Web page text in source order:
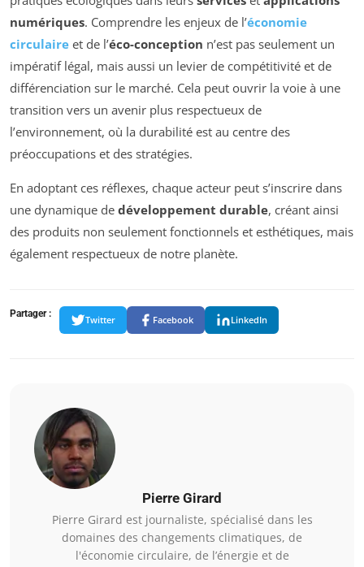
numériques. Comprendre les enjeux de l’économie
circulaire et de l’éco-conception n’est pas seulement un
impératif légal, mais aussi un levier de compétitivité et de
différenciation sur le marché. Cela peut ouvrir la voie à une
transition vers un avenir plus respectueux de
l’environnement, où la durabilité est au centre des
préoccupations et des stratégies.
En adoptant ces réflexes, chaque acteur peut s’inscrire dans
une dynamique de développement durable, créant ainsi
des produits non seulement fonctionnels et esthétiques, mais
également respectueux de notre planète.
Partager :
Twitter Facebook LinkedIn
Pierre Girard
Pierre Girard est journaliste, spécialisé dans les
domaines des changements climatiques, de
l'économie circulaire, de l’énergie et de